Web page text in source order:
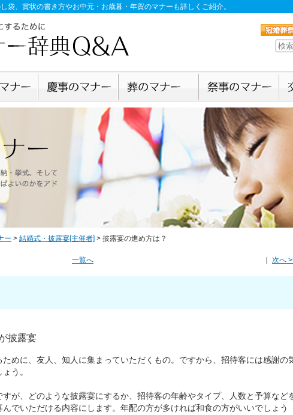
袋、賞状の書き方やお中元・お歳暮・年賀のマナーも詳しくご紹介。
ー > 結婚式・披露宴[主催者] > 披露宴の進め方は？
一覧へ ｜ 次へ
披露宴
めに、友人、知人に集まっていただくもの。ですから、招待客には感謝の
う。
が、どのような披露宴にするか、招待客の年齢やタイプ、人数と予算など
でいただける内容にします。年配の方が多ければ和食の方がいいでしょう